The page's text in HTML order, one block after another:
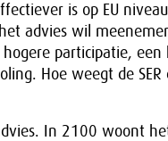
is op EU
advies wil
participatie, een
Hoe weegt de SER
In 2100 woont